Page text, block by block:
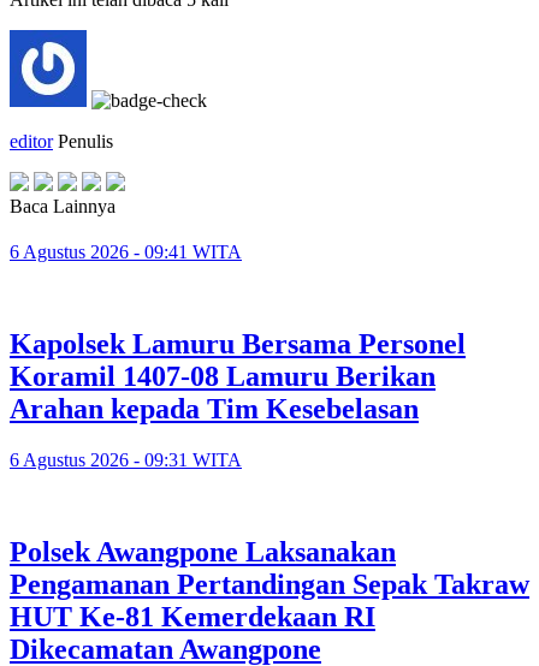
editor Penulis
Baca Lainnya
6 Agustus 2026 - 09:41 WITA
Kapolsek Lamuru Bersama Personel
Koramil 1407-08 Lamuru Berikan
Arahan kepada Tim Kesebelasan
6 Agustus 2026 - 09:31 WITA
Polsek Awangpone Laksanakan
Pengamanan Pertandingan Sepak Takraw
HUT Ke-81 Kemerdekaan RI
Dikecamatan Awangpone